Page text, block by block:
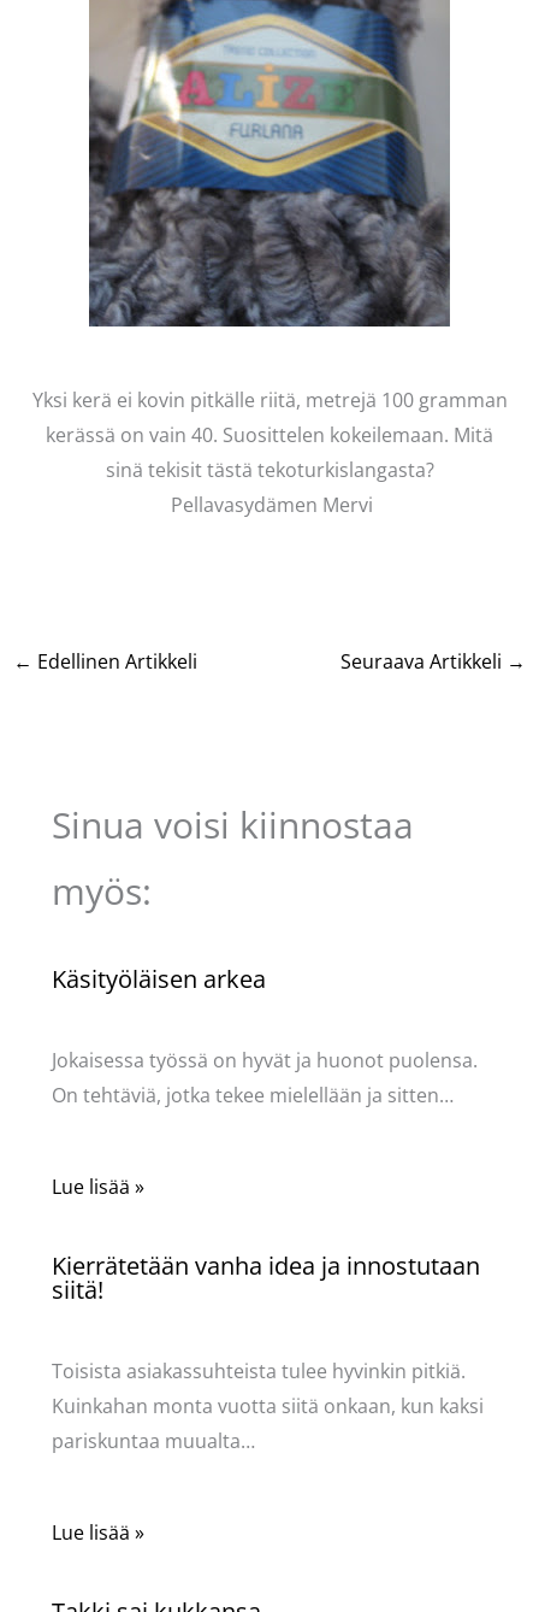
Yksi kerä ei kovin pitkälle riitä, metrejä 100 gramman
kerässä on vain 40. Suosittelen kokeilemaan. Mitä
sinä tekisit tästä tekoturkislangasta?
Pellavasydämen Mervi
← Edellinen Artikkeli Seuraava Artikkeli →
Sinua voisi kiinnostaa
myös:
Käsityöläisen arkea
Jokaisessa työssä on hyvät ja huonot puolensa.
On tehtäviä, jotka tekee mielellään ja sitten…
Lue lisää »
Kierrätetään vanha idea ja innostutaan
siitä!
Toisista asiakassuhteista tulee hyvinkin pitkiä.
Kuinkahan monta vuotta siitä onkaan, kun kaksi
pariskuntaa muualta…
Lue lisää »